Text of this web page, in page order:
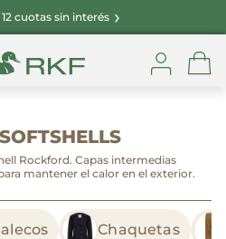
a todo Chile ›
Cuenta
Rockford. Capas intermedias
mantener el calor en el exterior.
Chaquetas